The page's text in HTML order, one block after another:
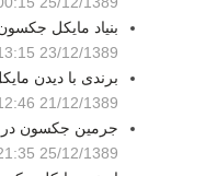
بنیاد مایکل
23/12/1389 13:15
برندی با دیدن
21/12/1389 12:46
جرمین جکسون در
25/12/1389 21:35